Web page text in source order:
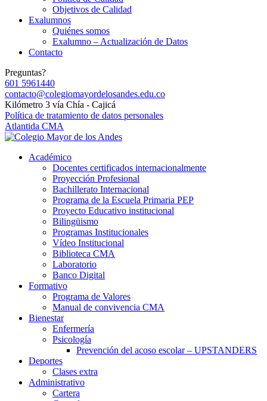
Objetivos de Calidad
Exalumnos
Quiénes somos
Exalumno – Actualización de Datos
Contacto
Preguntas?
601 5961440
contacto@colegiomayordelosandes.edu.co
Kilómetro 3 vía Chía - Cajicá
Política de tratamiento de datos personales
Atlantida CMA
Académico
Docentes certificados internacionalmente
Proyección Profesional
Bachillerato Internacional
Programa de la Escuela Primaria PEP
Proyecto Educativo institucional
Bilingüismo
Programas Institucionales
Vídeo Institucional
Biblioteca CMA
Laboratorio
Banco Digital
Formativo
Programa de Valores
Manual de convivencia CMA
Bienestar
Enfermería
Psicología
Prevención del acoso escolar – UPSTANDERS
Deportes
Clases extra
Administrativo
Cartera